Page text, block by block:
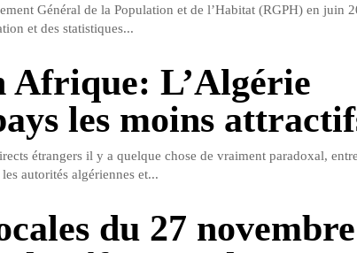
Général de la Population et de l’Habitat (RGPH) en juin
et des statistiques...
Afrique: L’Algérie
les moins
étrangers il y a quelque chose de vraiment paradoxal,
autorités algériennes et...
du 27 novembre